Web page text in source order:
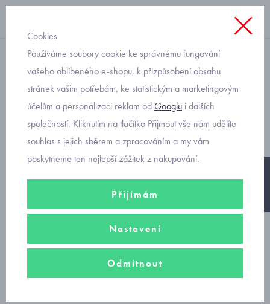
Sukně
tylová sukýnka s tričkem
Mayoral 3956-19
Cookies
Používáme soubory cookie ke správnému fungování
vašeho oblíbeného e-shopu, k přizpůsobení obsahu
stránek vašim potřebám, ke statistickým a marketingovým
účelům a personalizaci reklam odGooglu i dalších
společností. Kliknutím na tlačítko Přijmout vše nám udělíte
souhlas s jejich sběrem a zpracováním a my vám
poskytneme ten nejlepší zážitek z nakupování.
Přijímám
Nastavení
Odmítnout